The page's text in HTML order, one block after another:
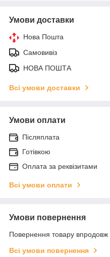
Умови доставки
Нова Пошта
Самовивіз
НОВА ПОШТА
Всі умови доставки
Умови оплати
Післяплата
Готівкою
Оплата за реквізитами
Всі умови оплати
Умови повернення
Повернення товару впродовж
Всі умови повернення